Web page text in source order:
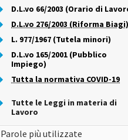
D.L.vo 66/2003 (Orario di
D.L.vo 276/2003 (Riforma Biagi)
L. 977/1967 (Tutela minori)
D.L.vo 165/2001 (Pubblico
Impiego)
Tutta la normativa COVID-19
Tutte le Leggi in materia di
Lavoro
Parole più utilizzate